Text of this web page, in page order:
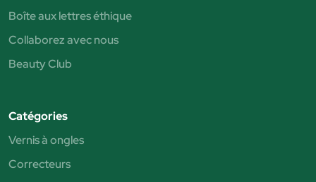
Boîte aux lettres éthique
Collaborez avec nous
Beauty Club
Catégories
Vernis à ongles
Correcteurs